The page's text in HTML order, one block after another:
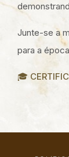
Junte-se a
para a
🎓